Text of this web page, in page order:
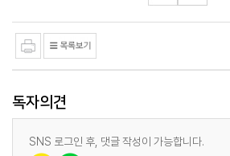
독자의견
SNS 로그인 후, 댓글 작성이 가능합니다.